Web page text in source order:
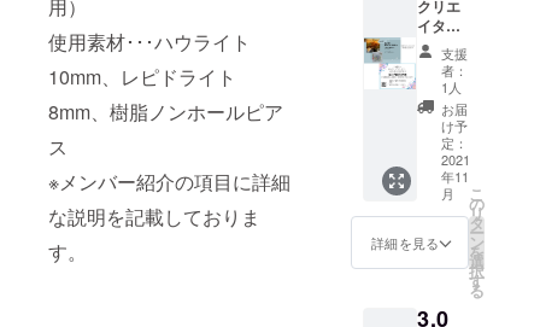
用）
使用素材･･･ハウライト
10mm、レピドライト
8mm、樹脂ノンホールピア
ス
※メンバー紹介の項目に詳細
な説明を記載しておりま
す。
ださ
い。 消
費税:込
み 配送
料金:込
み 配送
方法:ク
リック
ポスト
（日本
郵便）
配送予
定日:12
お花と
パープ
ルの花
びらが
とって
も映え
ます！
白いお
花 パー
プルの
花びら
レジン
スワロ
約2セン
クリエ
イター
ありみ
ん✿ リ
ターン
商品 ☆
お礼状
☆フラ
ワー雑
Arimin
300円お
値引き
券(2000
ご利用
支援
者：
1人
お届
け予
定：
2021
年11
月
詳細を見る
こ
の
リ
タ
ー
ン
を
選
択
す
る
3,0